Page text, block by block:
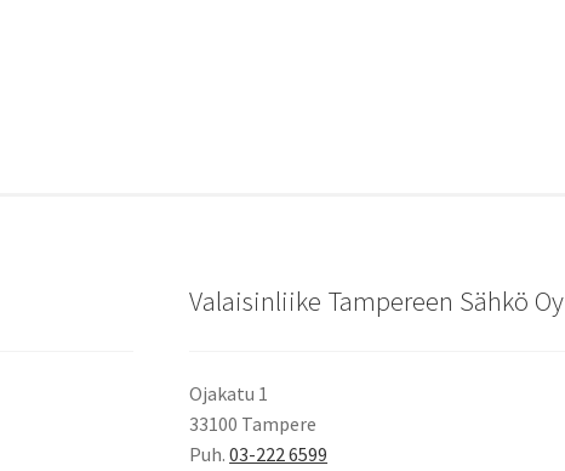
Valaisinliike Tampereen Sähkö Oy
Ojakatu 1
33100 Tampere
Puh.03-222 6599